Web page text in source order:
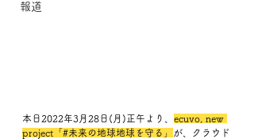
報道
本日2022年3月28日(月)正午より、 ecuvo, new
project「#未来の地球地球を守る」
が、クラウド